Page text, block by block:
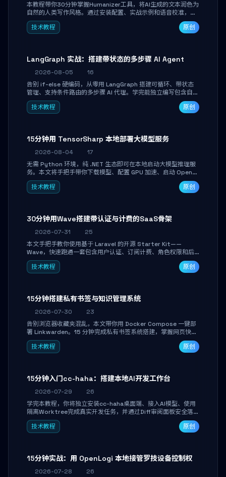
本教程带你30分钟掌握Humanizer工具，将AI生成的文本润色为
自然的人类写作风格。通过安装配置、实战示例和语音校准，让
你的内容告别AI痕迹，匹配个人写作习惯，适合内容创作者和技
术博主。
技术教程 原创
LangGraph 实战：搭建带状态的多步骤 AI Agent
2026-08-05
16
告别 if-else 硬编码，从零用 LangGraph 搭建可循环、带状态
管理、支持条件路由的多步骤 AI 代理。学完能独立编写包含自动
决策、工具调用和持久化状态的复杂工作流，并避开递归溢出、
状态丢失等常见坑点。
技术教程 原创
15分钟用 TensorSharp 本地部署大模型服务
2026-08-04
17
无需 Python 环境，纯 .NET 生态即可在本地启动大模型推理服
务。本文将手把手带你下载模型、配置 GPU 加速、启动 OpenAI
兼容 API，并在 C# 业务代码中无缝调用。数据不出网，零门槛
搞定本地 LLM 部署。
技术教程 原创
30分钟用Wave搭建带认证与计费的SaaS骨架
2026-07-31
25
本文手把手教你使用基于 Laravel 的开源 Starter Kit——
Wave，快速跑通一套包含用户认证、订阅计费、角色权限和后
台管理的完整 SaaS 骨架。附带 Stripe 测试支付对接与自定义
业务页面开发实战，助你省去重复基建时间，将精力聚焦于核心
技术教程 原创
15分钟搭建私有书签与知识管理系统
2026-07-30
23
告别浏览器收藏夹混乱，本文带你用 Docker Compose 一键部
署 Linkwarden。15 分钟完成私有书签系统搭建，掌握网页快照
归档、高亮批注、分类管理与全文搜索。适合开发者与知识工作
者打造个人知识库，资料统一归档，随时检索。
技术教程 原创
15分钟入门cc-haha：搭建本地AI开发工作台
2026-07-29
26
学完本教程，你将独立安装cc-haha桌面端、接入AI模型、使用
隔离Worktree完成真实开发任务，并通过Diff审阅面板安全落地
AI代码改写。告别终端黑盒操作，让AI在沙箱环境中工作，你只
做审阅和决策。
技术教程 原创
15分钟实战：用 OpenLogi 本地接管罗技设备控制权
2026-07-28
26